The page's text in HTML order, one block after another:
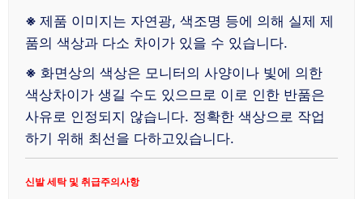
※ 제품 이미지는 자연광, 색조명 등에 의해 실제 제
품의 색상과 다소 차이가 있을 수 있습니다.
※ 화면상의 색상은 모니터의 사양이나 빛에 의한
색상차이가 생길 수도 있으므로 이로 인한 반품은
사유로 인정되지 않습니다. 정확한 색상으로 작업
하기 위해 최선을 다하고있습니다.
신발 세탁 및 취급주의사항